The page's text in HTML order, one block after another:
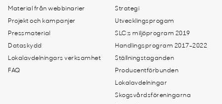
Material från webbinarier
Projekt och kampanjer
Pressmaterial
Dataskydd
Lokalavdelningars verksamhet
FAQ
Strategi
Utvecklingsprogam
SLC:s miljöprogram 2019
Handlingsprogram 2017-2022
Ställningstaganden
Producentförbunden
Lokalavdelningar
Skogsvårdsföreningarna